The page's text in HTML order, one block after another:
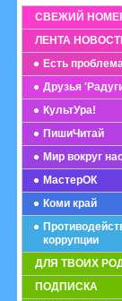
СВЕЖИЙ
ЛЕНТА
Есть
Друзья
КультУра!
ПишиЧитай
Мир вокруг
МастерОК
Коми край
коррупции
ДЛЯ ТВОИХ
ПОДПИСКА